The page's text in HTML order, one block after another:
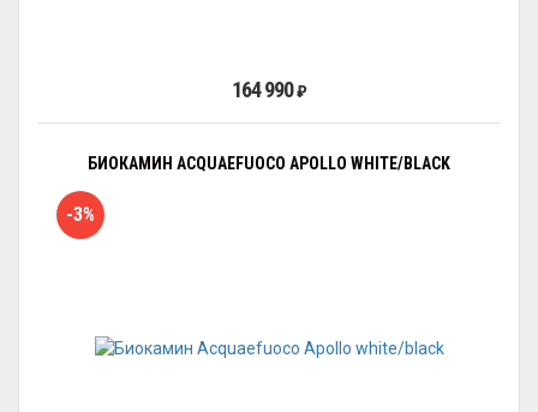
164 990₽
БИОКАМИН ACQUAEFUOCO APOLLO WHITE/BLACK
-3%